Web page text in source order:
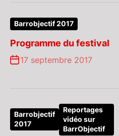
Barrobjectif 2017
Programme du festival
17 septembre 2017
Barrobjectif
2017
Reportages
vidéo sur
BarrObjectif